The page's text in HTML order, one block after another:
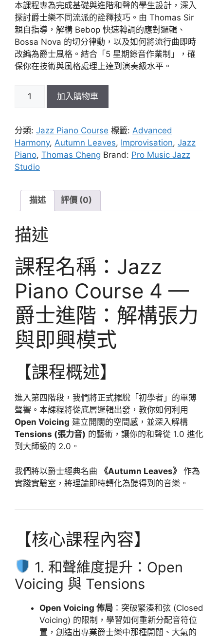
本課程專為完成基礎與進階和聲的學生設計，深入
探討爵士樂不同流派的詮釋技巧。由 Thomas Sir
親自指導，解構 Bebop 快速轉調的應對邏輯、
Bossa Nova 的切分律動，以及如何將流行曲即時
改編為爵士風格。結合「5 星期錄音作業制」，確
保你在技術與風格處理上達到演奏級水平。
Piano
4:
Tensions
&
Open-
數
加入購物車
分類: Jazz Piano Course 標籤: Advanced
Harmony, Autumn Leaves, Improvisation, Jazz
Piano, Thomas Cheng Brand: Pro Music Jazz
Studio
描述 評價 (0)
描述
課程名稱：Jazz
Piano Course 4 —
爵士進階：解構張力
與即興模式
【課程概述】
進入第四階段，我們將正式擺脫「初學者」的單薄
聲響。本課程將從底層邏輯出發，教你如何利用
Open Voicing 建立開闊的空間感，並深入解構
Tensions (張力音) 的藝術，讓你的和聲從 1.0 進化
到大師級的 2.0。
我們將以爵士經典名曲 《Autumn Leaves》
作為
實踐實驗室，將理論即時轉化為聽得到的音樂。
【核心課程內容】
1. 和聲維度提升：Open
Voicing 與 Tensions
Open Voicing 佈局 ：突破緊湊和弦 (Closed
Voicing) 的限制，學習如何重新分配音符位
置，創造出專業爵士樂中那種開闊、大氣的